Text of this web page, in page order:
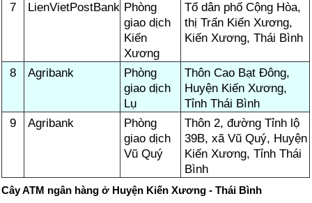
7 LienVietPostBank Phòng
giao dịch
Kiến
Xương
Tổ dân phố Cộng Hòa,
thị Trấn Kiến Xương,
Kiến Xương, Thái Bình
8 Agribank
Phòng
giao dịch
Lụ
Thôn Cao Bạt Đông,
Huyện Kiến Xương,
Tỉnh Thái Bình
9
Agribank
Phòng
giao dịch
Vũ Quý
Thôn 2, đường Tỉnh lộ
39B, xã Vũ Quý, Huyện
Kiến Xương, Tỉnh Thái
Bình
Cây ATM ngân hàng ở Huyện Kiến Xương - Thái Bình